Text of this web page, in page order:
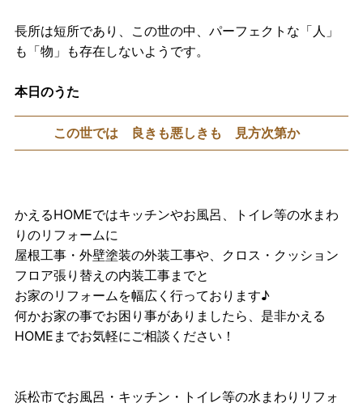
長所は短所であり、この世の中、パーフェクトな「人」
も「物」も存在しないようです。
本日のうた
この世では 良きも悪しきも 見方次第か
かえるHOMEではキッチンやお風呂、トイレ等の水まわ
りのリフォームに
屋根工事・外壁塗装の外装工事や、クロス・クッション
フロア張り替えの内装工事までと
お家のリフォームを幅広く行っております♪
何かお家の事でお困り事がありましたら、是非かえる
HOMEまでお気軽にご相談ください！
浜松市でお風呂・キッチン・トイレ等の水まわりリフォ